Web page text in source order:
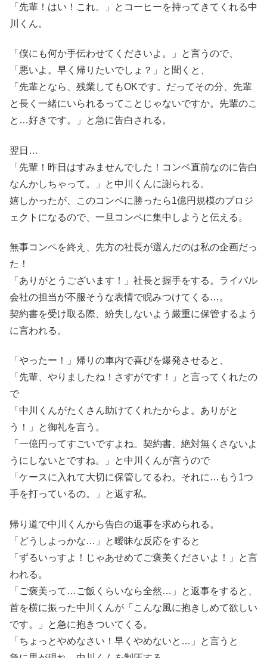
「先輩！はい！これ。」とコーヒーを持ってきてくれる中
川くん。
「僕にも何か手伝わせてくださいよ。」と言うので、
「悪いよ。早く帰りたいでしょ？」と聞くと、
「先輩となら、残業してもOKです。だってその分、先輩
と長く一緒にいられるってことじゃないですか。先輩のこ
と…好きです。」と急に告白される。
翌日…
「先輩！昨日はすみませんでした！コンペ直前なのに告白
なんかしちゃって。」と中川くんに謝られる。
嬉しかったが、このコンペに勝ったら1億円規模のプロジ
ェクトになるので、一旦コンペに集中しようと伝える。
無事コンペを終え、先方の社長が選んだのは私の企画だっ
た！
「ありがとうございます！」社長と握手をする。ライバル
会社の担当が不服そうな表情で睨みつけてくる…。
契約書を受け取る際、紛失しないよう厳重に保管するよう
に言われる。
「やったー！」帰りの車内で喜びを爆発させると、
「先輩、やりましたね！さすがです！」と言ってくれたの
で
「中川くんがたくさん助けてくれたからよ。ありがと
う！」と御礼を言う。
「一億円ってすごいですよね。契約書、絶対無くさないよ
うにしないとですね。」と中川くんが言うので
「ケースに入れて大切に保管してるわ。それに…もう1つ
手を打っているの。」と返す私。
帰り道で中川くんから告白の返事を求められる。
「どうしよっかな…」と曖昧な反応をすると
「ずるいっすよ！じゃあせめてご褒美くださいよ！」と言
われる。
「ご褒美って…ご飯くらいなら全然…」と返事をすると、
首を横に振った中川くんが「こんな風に抱きしめて欲しい
です。」と急に抱きついてくる。
「ちょっとやめなさい！早くやめないと…」と言うと